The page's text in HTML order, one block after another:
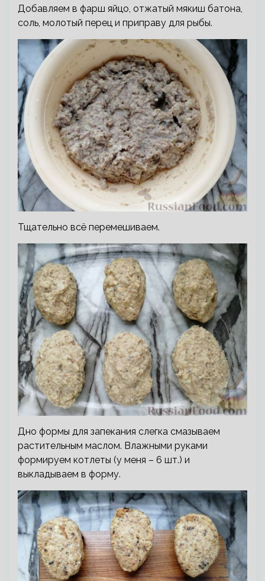
Добавляем в фарш яйцо, отжатый мякиш батона,
соль, молотый перец и приправу для рыбы.
Тщательно всё перемешиваем.
Дно формы для запекания слегка смазываем
растительным маслом. Влажными руками
формируем котлеты (у меня – 6 шт.) и
выкладываем в форму.